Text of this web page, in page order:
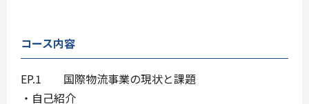
コース内容
EP.1 国際物流事業の現状と課題
・自己紹介